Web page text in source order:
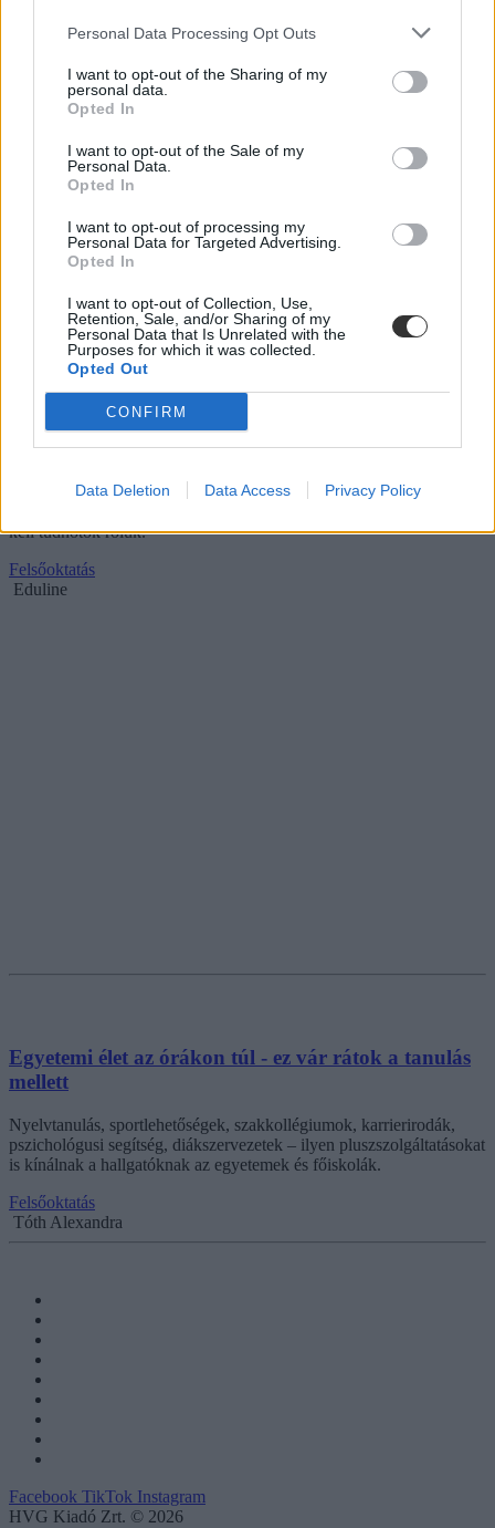
Personal Data Processing Opt Outs
I want to opt-out of the Sharing of my
personal data.
Opted In
I want to opt-out of the Sale of my
Personal Data.
Opted In
I want to opt-out of processing my
Personal Data for Targeted Advertising.
Opted In
I want to opt-out of Collection, Use,
Retention, Sale, and/or Sharing of my
Personal Data that Is Unrelated with the
Purposes for which it was collected.
Opted Out
CONFIRM
Data Deletion Data Access Privacy Policy
Még egy lehetőség, ha szeptembertől kollégiumban
laknátok: részletek a szakkollégiumokról
Már tényleg csak néhányat kell aludni és kiderülnek az idei felvételi
ponthatárai. Ez pedig egyet jelent azzal, hogy többeteknek
döntenetek kell róla, hol szeretnétek lakni szeptembertől. Ha úgy
bekerülni az egyetem kolijába és magánkoliba se szeretnétek menni,
kell tudnotok róluk.
Felsőoktatás
Eduline
Egyetemi élet az órákon túl - ez vár rátok a tanulás
mellett
Nyelvtanulás, sportlehetőségek, szakkollégiumok, karrierirodák,
pszichológusi segítség, diákszervezetek – ilyen pluszszolgáltatásokat
is kínálnak a hallgatóknak az egyetemek és főiskolák.
Felsőoktatás
Tóth Alexandra
Facebook TikTok Instagram
HVG Kiadó Zrt. © 2026